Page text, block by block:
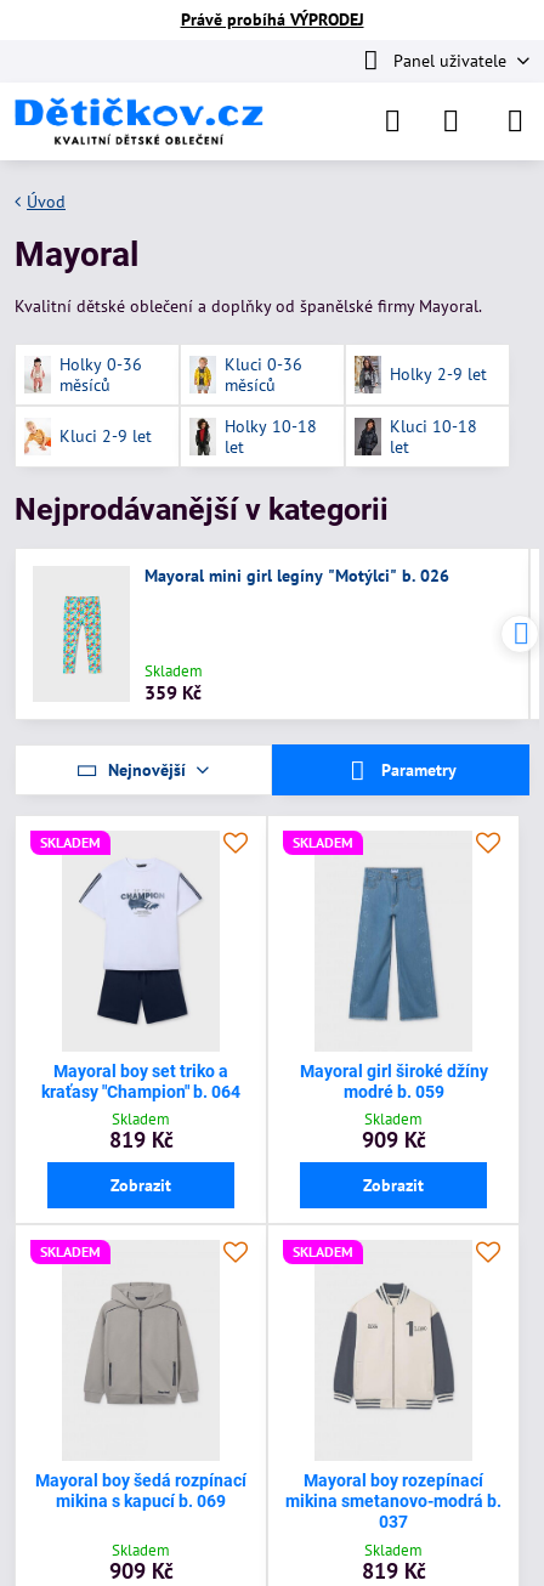
Právě probíhá VÝPRODEJ
Panel uživatele
Úvod
Mayoral
Kvalitní dětské oblečení a doplňky od španělské firmy Mayoral.
Holky 0-36
měsíců
Kluci 0-36
měsíců
Holky 2-9 let
Kluci 2-9 let
Holky 10-18
let
Kluci 10-18
let
Nejprodávanější v kategorii
Mayoral mini girl legíny "Motýlci" b. 026
Skladem
359 Kč
Nejnovější Parametry
SKLADEM
Mayoral boy set triko a
kraťasy "Champion" b. 064
Skladem
819 Kč
Zobrazit
SKLADEM
Mayoral girl široké džíny
modré b. 059
Skladem
909 Kč
Zobrazit
SKLADEM
Mayoral boy šedá rozpínací
mikina s kapucí b. 069
Skladem
909 Kč
SKLADEM
Mayoral boy rozepínací
mikina smetanovo-modrá b.
037
Skladem
819 Kč